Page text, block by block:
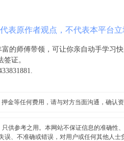
表原作者观点，不代表本平台立
的师傅带领，可让你亲自动手学习
证。
金等任何费用，请与对方当面沟通，确认
供参考之用。本网站不保证信息的准确性
误、不准确或错误，对用户或任何其他人